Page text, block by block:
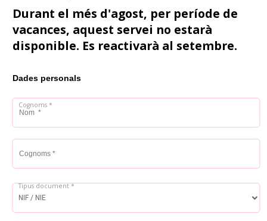
Durant el més d'agost, per període de
vacances, aquest servei no estarà
disponible. Es reactivarà al setembre.
Dades personals
Nom *
Cognoms *
Tipus document *